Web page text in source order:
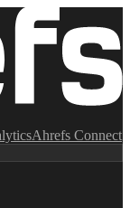
Ahrefs Connect